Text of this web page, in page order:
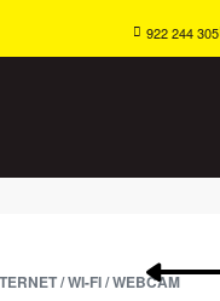
922 244 305
/ WI-FI / WEBCAM